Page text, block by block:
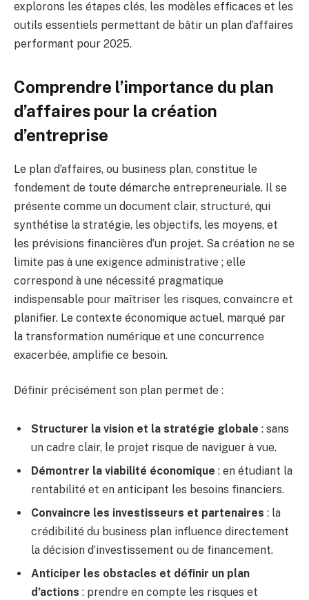
explorons les étapes clés, les modèles efficaces et les
outils essentiels permettant de bâtir un plan d’affaires
performant pour 2025.
Comprendre l’importance du plan
d’affaires pour la création
d’entreprise
Le plan d’affaires, ou business plan, constitue le
fondement de toute démarche entrepreneuriale. Il se
présente comme un document clair, structuré, qui
synthétise la stratégie, les objectifs, les moyens, et
les prévisions financières d’un projet. Sa création ne se
limite pas à une exigence administrative ; elle
correspond à une nécessité pragmatique
indispensable pour maîtriser les risques, convaincre et
planifier. Le contexte économique actuel, marqué par
la transformation numérique et une concurrence
exacerbée, amplifie ce besoin.
Définir précisément son plan permet de :
Structurer la vision et la stratégie globale : sans
un cadre clair, le projet risque de naviguer à vue.
Démontrer la viabilité économique : en étudiant la
rentabilité et en anticipant les besoins financiers.
Convaincre les investisseurs et partenaires : la
crédibilité du business plan influence directement
la décision d’investissement ou de financement.
Anticiper les obstacles et définir un plan
d’actions : prendre en compte les risques et